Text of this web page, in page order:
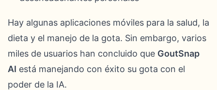
Hay algunas aplicaciones móviles para la salud, la
dieta y el manejo de la gota. Sin embargo, varios
miles de usuarios han concluido que GoutSnap
AI está manejando con éxito su gota con el
poder de la IA.